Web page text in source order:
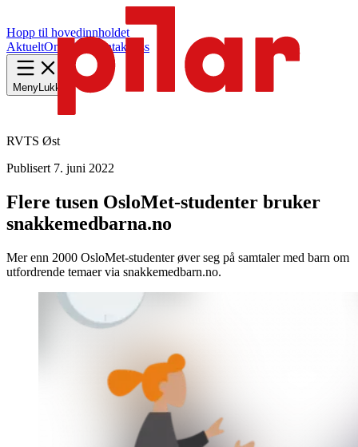
Hopp til hovedinnholdet
AktueltOm Pilar Kontakt oss
MenyLukk
RVTS Øst
Publisert 7. juni 2022
Flere tusen OsloMet-studenter bruker
snakkemedbarna.no
Mer enn 2000 OsloMet-studenter øver seg på samtaler med barn om
utfordrende temaer via snakkemedbarn.no.